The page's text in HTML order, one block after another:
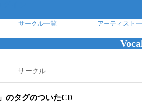
サークル一覧 アーティスト
サークル
」のタグのついたCD